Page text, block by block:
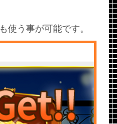
も使う事が可能です。